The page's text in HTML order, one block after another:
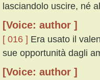
lasciandolo uscire, né
[Voice: author ]
[ 016 ] Era usato il
sue opportunità dagli
[Voice: author ]